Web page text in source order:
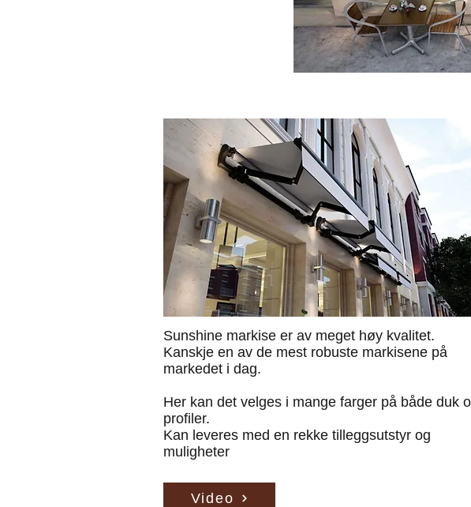
Sunshine markise er av meget høy kvalitet.
Kanskje en av de mest robuste markisene på
markedet i dag.
Her kan det velges i mange farger på både duk
profiler.
Kan leveres med en rekke tilleggsutstyr og
muligheter
Video